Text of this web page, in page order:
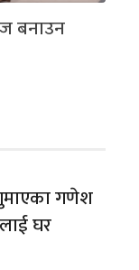
बनाउन
गणेश
घर